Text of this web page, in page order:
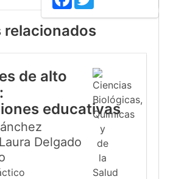
relacionados
de alto
educativas
Delgado